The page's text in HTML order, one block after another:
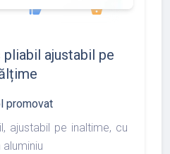
thumb_up shopping_basket
pliabil ajustabil pe
promovat
ajustabil pe inaltime, cu